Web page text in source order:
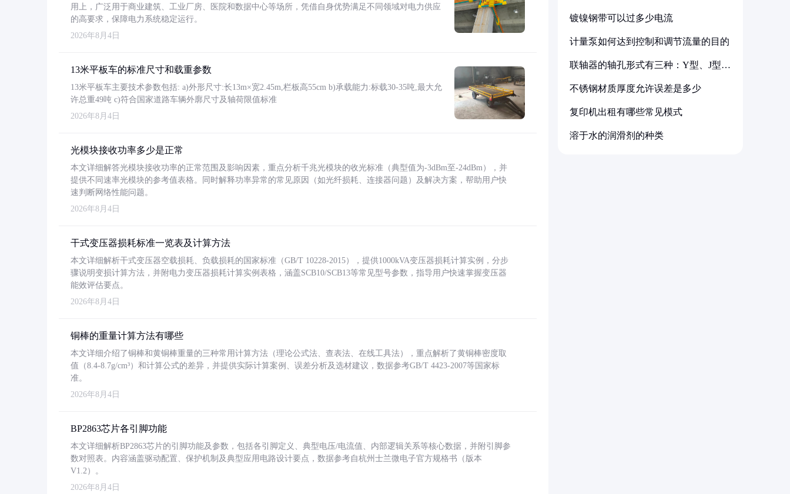
用上，广泛用于商业建筑、工业厂房、医院和数据中心等场所，凭借自身优势满足不同领域对电力供应
的高要求，保障电力系统稳定运行。
2026年8月4日
13米平板车的标准尺寸和载重参数
13米平板车主要技术参数包括: a)外形尺寸:长13m×宽2.45m,栏板高55cm b)承载能力:标载30-35吨,最大允
许总重49吨 c)符合国家道路车辆外廓尺寸及轴荷限值标准
2026年8月4日
光模块接收功率多少是正常
本文详细解答光模块接收功率的正常范围及影响因素，重点分析千兆光模块的收光标准（典型值为-3dBm至-24dBm），并
提供不同速率光模块的参考值表格。同时解释功率异常的常见原因（如光纤损耗、连接器问题）及解决方案，帮助用户快
速判断网络性能问题。
2026年8月4日
干式变压器损耗标准一览表及计算方法
本文详细解析干式变压器空载损耗、负载损耗的国家标准（GB/T 10228-2015），提供1000kVA变压器损耗计算实例，分步
骤说明变损计算方法，并附电力变压器损耗计算实例表格，涵盖SCB10/SCB13等常见型号参数，指导用户快速掌握变压器
能效评估要点。
2026年8月4日
铜棒的重量计算方法有哪些
本文详细介绍了铜棒和黄铜棒重量的三种常用计算方法（理论公式法、查表法、在线工具法），重点解析了黄铜棒密度取
值（8.4-8.7g/cm³）和计算公式的差异，并提供实际计算案例、误差分析及选材建议，数据参考GB/T 4423-2007等国家标
准。
2026年8月4日
BP2863芯片各引脚功能
本文详细解析BP2863芯片的引脚功能及参数，包括各引脚定义、典型电压/电流值、内部逻辑关系等核心数据，并附引脚参
数对照表。内容涵盖驱动配置、保护机制及典型应用电路设计要点，数据参考自杭州士兰微电子官方规格书（版本
V1.2）。
2026年8月4日
镀镍钢带可以过多少电流
计量泵如何达到控制和调节流量的目的
联轴器的轴孔形式有三种：Y型、J型、
不锈钢材质厚度允许误差是多少
复印机出租有哪些常见模式
溶于水的润滑剂的种类